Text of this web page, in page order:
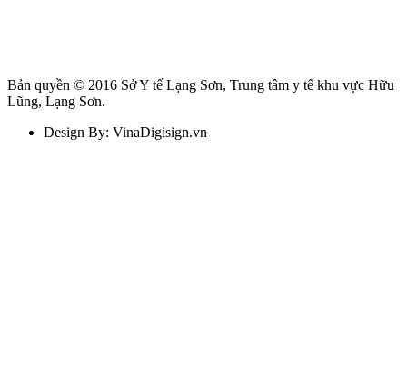
Bản quyền © 2016 Sở Y tế Lạng Sơn, Trung tâm y tế khu vực Hữu
Lũng, Lạng Sơn.
Design By: VinaDigisign.vn